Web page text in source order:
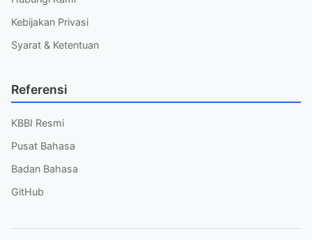
Kebijakan Privasi
Syarat & Ketentuan
Referensi
KBBI Resmi
Pusat Bahasa
Badan Bahasa
GitHub